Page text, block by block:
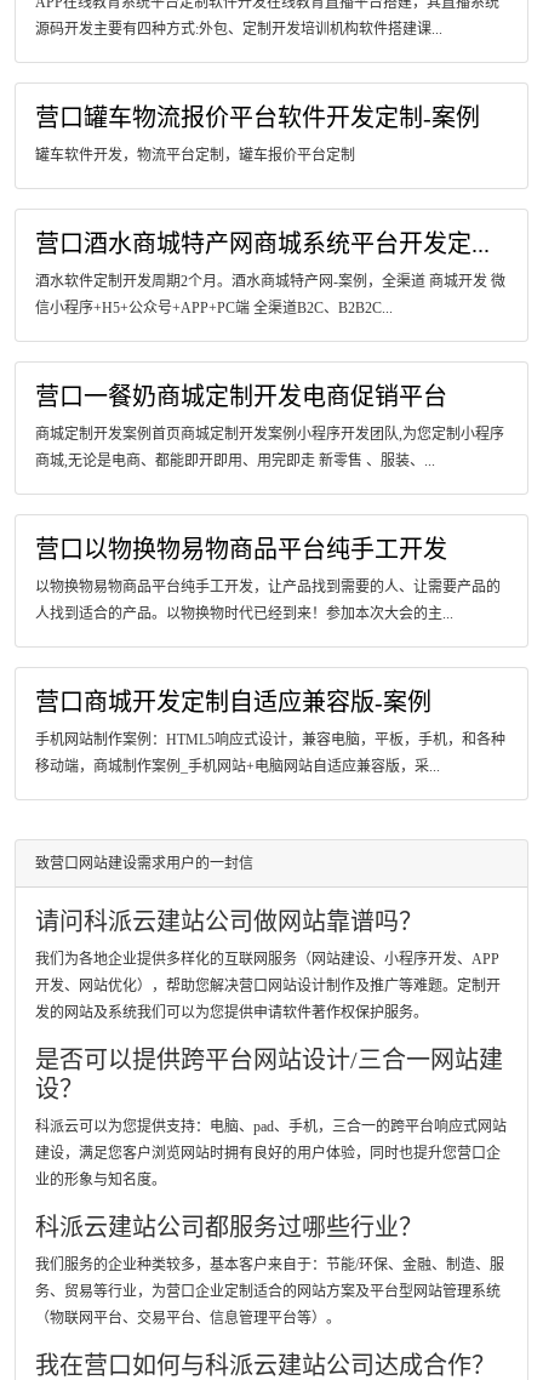
源码开发主要有四种方式:外包、定制开发培训机构软件搭建课...
营口罐车物流报价平台软件开发定制-案例
罐车软件开发，物流平台定制，罐车报价平台定制
营口酒水商城特产网商城系统平台开发定...
酒水软件定制开发周期2个月。酒水商城特产网-案例，全渠道 商城开发 微
信小程序+H5+公众号+APP+PC端 全渠道B2C、B2B2C...
营口一餐奶商城定制开发电商促销平台
商城定制开发案例首页商城定制开发案例小程序开发团队,为您定制小程序
商城,无论是电商、都能即开即用、用完即走 新零售 、服装、...
营口以物换物易物商品平台纯手工开发
以物换物易物商品平台纯手工开发，让产品找到需要的人、让需要产品的
人找到适合的产品。以物换物时代已经到来！参加本次大会的主...
营口商城开发定制自适应兼容版-案例
手机网站制作案例：HTML5响应式设计，兼容电脑，平板，手机，和各种
移动端，商城制作案例_手机网站+电脑网站自适应兼容版，采...
致营口网站建设需求用户的一封信
请问科派云建站公司做网站靠谱吗？
我们为各地企业提供多样化的互联网服务（网站建设、小程序开发、APP
开发、网站优化），帮助您解决营口网站设计制作及推广等难题。定制开
发的网站及系统我们可以为您提供申请软件著作权保护服务。
是否可以提供跨平台网站设计/三合一网站建
设？
科派云可以为您提供支持：电脑、pad、手机，三合一的跨平台响应式网站
建设，满足您客户浏览网站时拥有良好的用户体验，同时也提升您营口企
业的形象与知名度。
科派云建站公司都服务过哪些行业？
我们服务的企业种类较多，基本客户来自于：节能/环保、金融、制造、服
务、贸易等行业，为营口企业定制适合的网站方案及平台型网站管理系统
（物联网平台、交易平台、信息管理平台等）。
我在营口如何与科派云建站公司达成合作？